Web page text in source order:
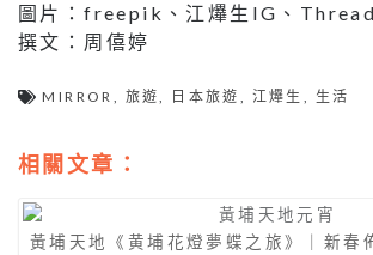
圖片：freepik、江𤒹生IG、
撰文：周僖婷
MIRROR , 旅遊, 日本旅遊 , 江𤒹生 , 生活
相關文章：
黃埔天地《黄埔花燈夢蝶之旅》｜新春